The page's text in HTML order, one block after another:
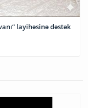
layihəsinə dəstək